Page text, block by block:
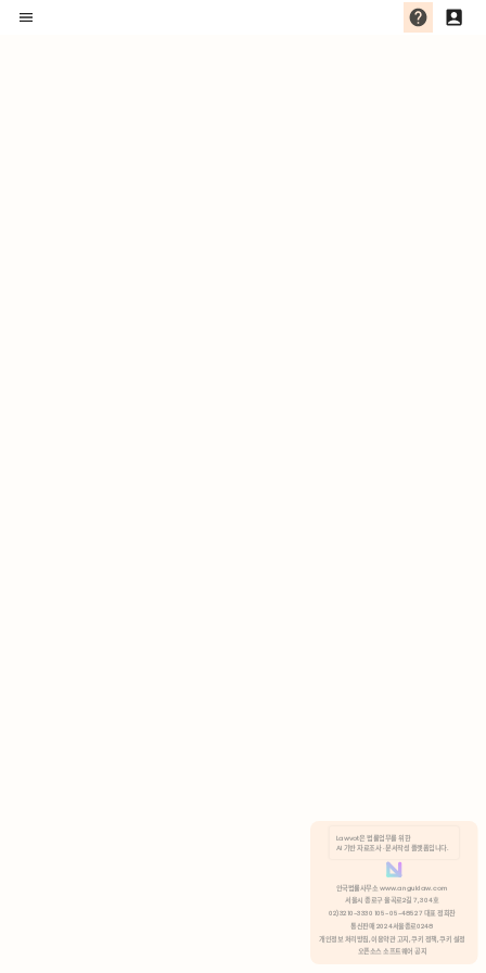
분석 쿠키 허용
Lawvot은 법률업무를 위한
AI 기반 자료조사 · 문서작성 플랫폼입니다.
안국법률사무소 www.anguklaw.com
서울시 종로구 율곡로2길 7, 304호
02)3210-3330 105-05-48527 대표 정희찬
통신판매 2024서울종로0248
개인정보 처리방침, 이용약관 고지, 쿠키 정책, 쿠키 설정
오픈소스 소프트웨어 공지